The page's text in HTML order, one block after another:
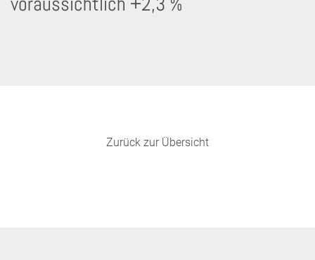
Zurück zur Übersicht